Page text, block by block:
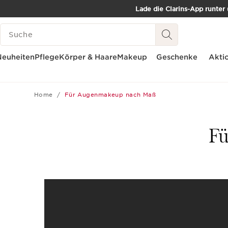
WEITER ZUM INHALT
Lade die Clarins-App runter
SUCH-HISTORIE
PflegeKörper & HaareMakeup Geschenke
Home Für Augenmakeup nach Maß